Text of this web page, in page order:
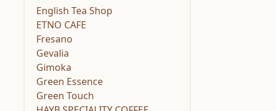
English Tea Shop
ETNO CAFE
Fresano
Gevalia
Gimoka
Green Essence
Green Touch